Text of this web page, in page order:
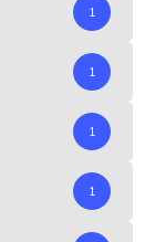
1
1
1
1